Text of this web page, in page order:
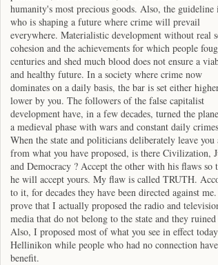
humanity's most precious goods. Also, the guideline
who is shaping a future where crime will prevail
everywhere. Materialistic development without real
cohesion and the achievements for which people
centuries and shed much blood does not ensure a
and healthy future. In a society where crime now
dominates on a daily basis, the bar is set either
lower by you. The followers of the false capitalist
development have, in a few decades, turned the
a medieval phase with wars and constant daily
When the state and politicians deliberately leave you
from what you have proposed, is there Civilization,
and Democracy ? Accept the other with his flaws so
he will accept yours. My flaw is called TRUTH.
to it, for decades they have been directed against
prove that I actually proposed the radio and
media that do not belong to the state and they ruined
Also, I proposed most of what you see in effect
Hellinikon while people who had no connection have
benefit.